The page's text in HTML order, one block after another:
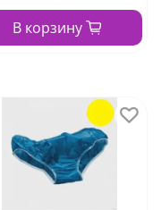
В корзину